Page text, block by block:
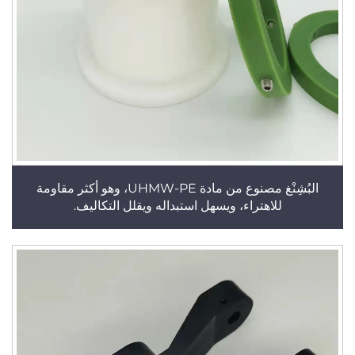
البُشِنْغ مصنوع من مادة UHMW-PE، وهو أكثر مقاومة
للاهتراء، ويسهل استبداله ويقلل التكاليف.